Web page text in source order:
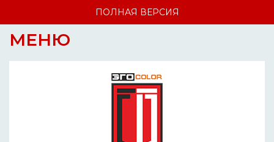
ПОЛНАЯ ВЕРСИЯ
МЕНЮ